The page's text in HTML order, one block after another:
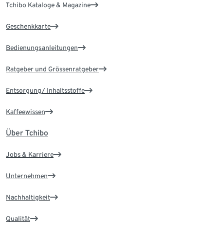
Tchibo Kataloge & Magazine
Geschenkkarte
Bedienungsanleitungen
Ratgeber und Grössenratgeber
Entsorgung/ Inhaltsstoffe
Kaffeewissen
Über Tchibo
Jobs & Karriere
Unternehmen
Nachhaltigkeit
Qualität